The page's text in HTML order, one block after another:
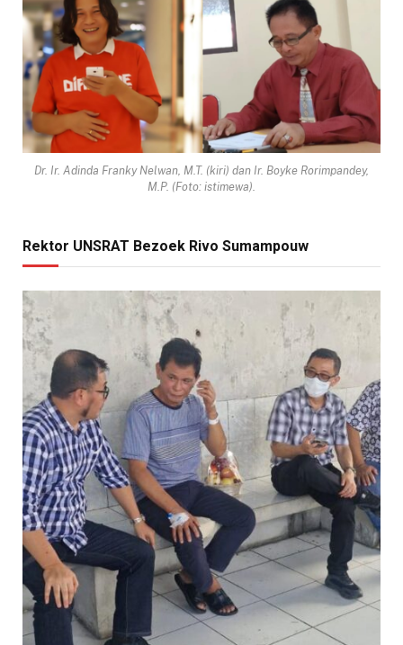
Dr. Ir. Adinda Franky Nelwan, M.T. (kiri) dan Ir. Boyke Rorimpandey,
M.P. (Foto: istimewa).
Rektor UNSRAT Bezoek Rivo Sumampouw